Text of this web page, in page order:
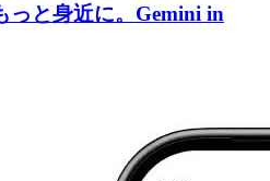
っと身近に。Gemini in